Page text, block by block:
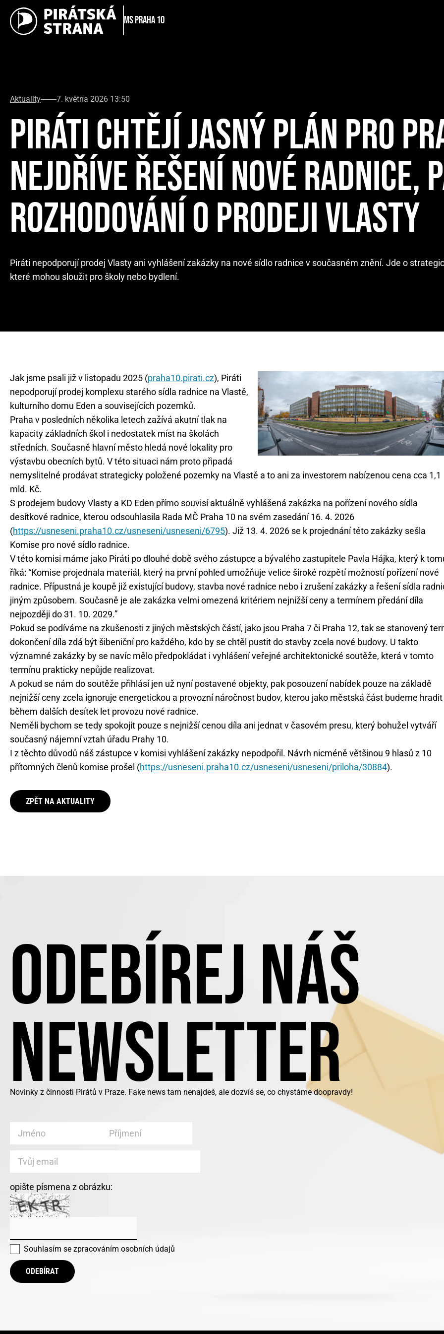
MS Praha 10
Aktuality 7. května 2026 13:50
PIRÁTI CHTĚJÍ JASNÝ PLÁN PRO
NEJDŘÍVE ŘEŠENÍ NOVÉ RADNICE,
ROZHODOVÁNÍ O PRODEJI VLASTY
Piráti nepodporují prodej Vlasty ani vyhlášení zakázky na nové sídlo radnice v současném znění. Jde o
které mohou sloužit pro školy nebo bydlení.
Jak jsme psali již v listopadu 2025 (praha10.pirati.cz), Piráti
nepodporují prodej komplexu starého sídla radnice na Vlastě,
kulturního domu Eden a souvisejících pozemků.
Praha v posledních několika letech zažívá akutní tlak na
kapacity základních škol i nedostatek míst na školách
středních. Současně hlavní město hledá nové lokality pro
výstavbu obecních bytů. V této situaci nám proto připadá
nemyslitelné prodávat strategicky položené pozemky na Vlastě a to ani za investorem nabízenou cena cca 1,1
mld. Kč.
S prodejem budovy Vlasty a KD Eden přímo souvisí aktuálně vyhlášená zakázka na pořízení nového sídla
desítkové radnice, kterou odsouhlasila Rada MČ Praha 10 na svém zasedání 16. 4. 2026
(https://usneseni.praha10.cz/usneseni/usneseni/6795). Již 13. 4. 2026 se k projednání této zakázky sešla
Komise pro nové sídlo radnice.
V této komisi máme jako Piráti po dlouhé době svého zástupce a bývalého zastupitele Pavla Hájka, který k
říká: “Komise projednala materiál, který na první pohled umožňuje velice široké rozpětí možností pořízení nové
radnice. Přípustná je koupě již existující budovy, stavba nové radnice nebo i zrušení zakázky a řešení sídla
jiným způsobem. Současně je ale zakázka velmi omezená kritériem nejnižší ceny a termínem předání díla
nejpozději do 31. 10. 2029.”
Pokud se podíváme na zkušenosti z jiných městských částí, jako jsou Praha 7 či Praha 12, tak se stanovený
dokončení díla zdá být šibeniční pro každého, kdo by se chtěl pustit do stavby zcela nové budovy. U takto
významné zakázky by se navíc mělo předpokládat i vyhlášení veřejné architektonické soutěže, která v tomto
termínu prakticky nepůjde realizovat.
A pokud se nám do soutěže přihlásí jen už nyní postavené objekty, pak posouzení nabídek pouze na základě
nejnižší ceny zcela ignoruje energetickou a provozní náročnost budov, kterou jako městská část budeme hradit
během dalších desítek let provozu nové radnice.
Neměli bychom se tedy spokojit pouze s nejnižší cenou díla ani jednat v časovém presu, který bohužel vytváří
současný nájemní vztah úřadu Prahy 10.
I z těchto důvodů náš zástupce v komisi vyhlášení zakázky nepodpořil. Návrh nicméně většinou 9 hlasů z 10
přítomných členů komise prošel (https://usneseni.praha10.cz/usneseni/usneseni/priloha/30884).
ZPĚT NA AKTUALITY
ODEBÍREJ NÁŠ
NEWSLETTER
Novinky z činnosti Pirátů v Praze. Fake news tam nenajdeš, ale dozvíš se, co chystáme doopravdy!
opište písmena z obrázku:
Souhlasím se zpracováním osobních údajů
ODEBÍRAT